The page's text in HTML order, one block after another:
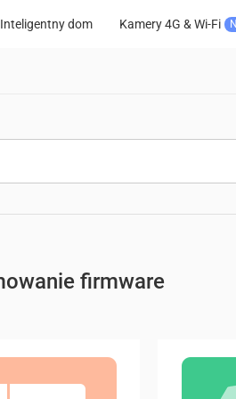
Inteligentny dom Kamery 4G & Wi-Fi
firmware